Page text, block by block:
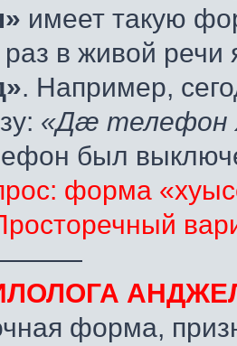
имеет такую
раз в живой
. Например,
«Дæ телефон
был
форма
форма,